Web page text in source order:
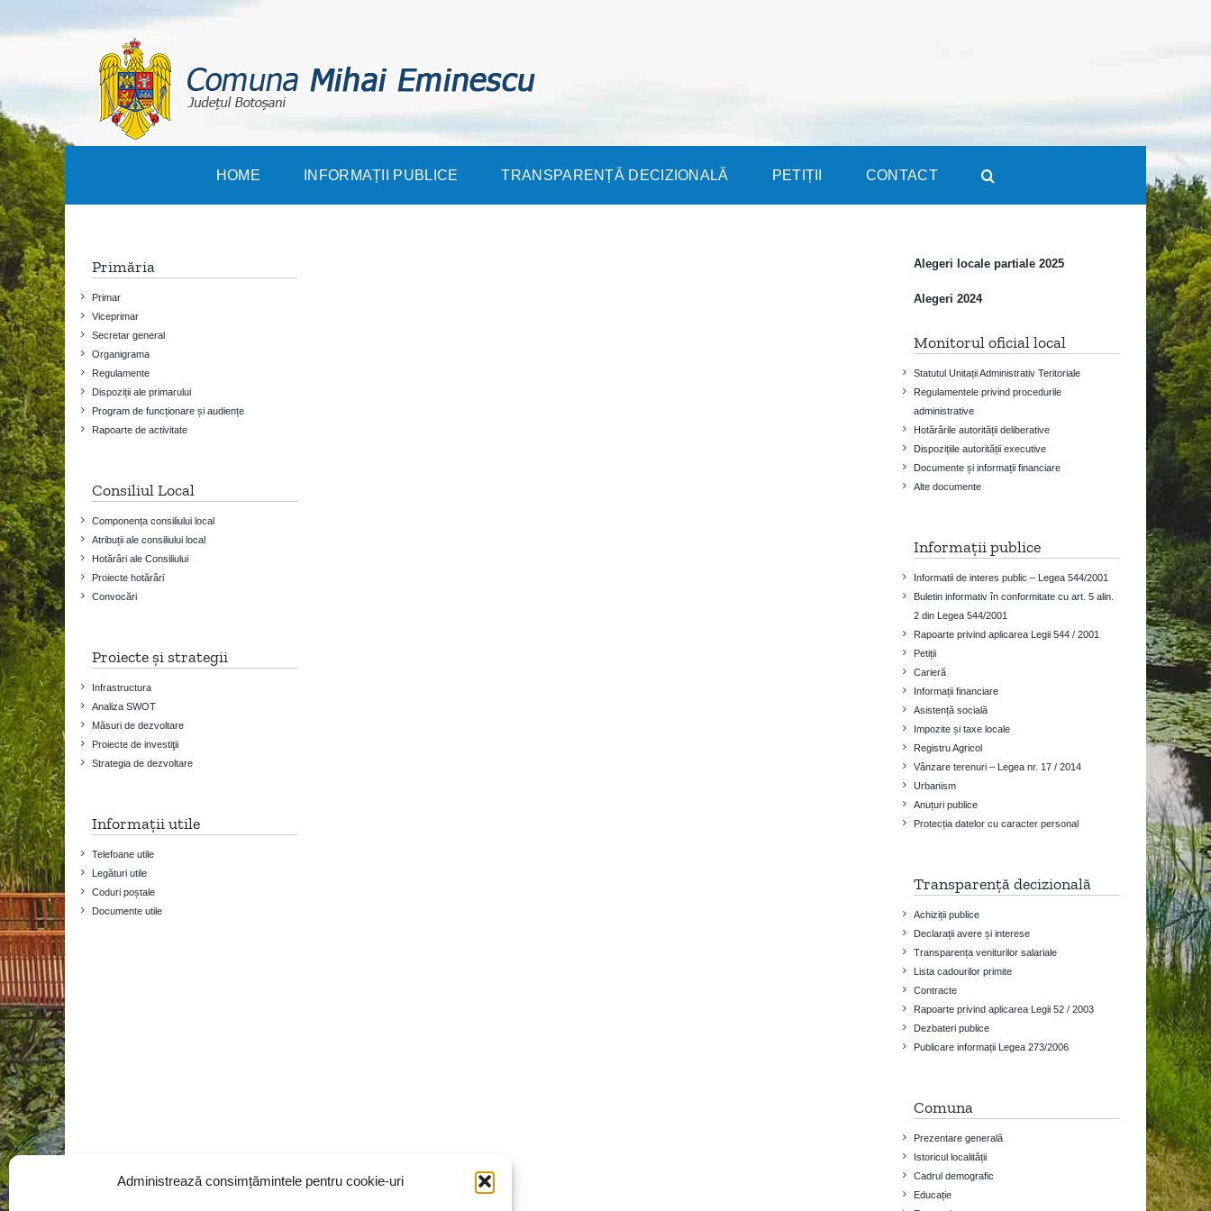
Administrează consimțămintele pentru cookie-uri
HOME INFORMAȚII PUBLICE TRANSPARENȚĂ DECIZIONALĂ PETIȚII CONTACT
Primăria
Primar
Viceprimar
Secretar general
Organigrama
Regulamente
Dispoziții ale primarului
Program de funcționare și audiențe
Rapoarte de activitate
Consiliul Local
Componența consiliului local
Atribuții ale consiliului local
Hotărâri ale Consiliului
Proiecte hotărâri
Convocări
Proiecte și strategii
Infrastructura
Analiza SWOT
Măsuri de dezvoltare
Proiecte de investiţii
Strategia de dezvoltare
Informații utile
Telefoane utile
Legături utile
Coduri poștale
Documente utile
Alegeri locale partiale 2025
Alegeri 2024
Monitorul oficial local
Statutul Unitații Administrativ Teritoriale
Regulamentele privind procedurile
administrative
Hotărârile autorității deliberative
Dispozițiile autorității executive
Documente și informații financiare
Alte documente
Informații publice
Informatii de interes public – Legea 544/2001
Buletin informativ în conformitate cu art. 5 alin.
2 din Legea 544/2001
Rapoarte privind aplicarea Legii 544 / 2001
Petiții
Carieră
Informații financiare
Asistență socială
Impozite și taxe locale
Registru Agricol
Vânzare terenuri – Legea nr. 17 / 2014
Urbanism
Anuțuri publice
Protecția datelor cu caracter personal
Transparență decizională
Achiziții publice
Declarații avere și interese
Transparența veniturilor salariale
Lista cadourilor primite
Contracte
Rapoarte privind aplicarea Legii 52 / 2003
Dezbateri publice
Publicare informații Legea 273/2006
Comuna
Prezentare generală
Istoricul localității
Cadrul demografic
Educație